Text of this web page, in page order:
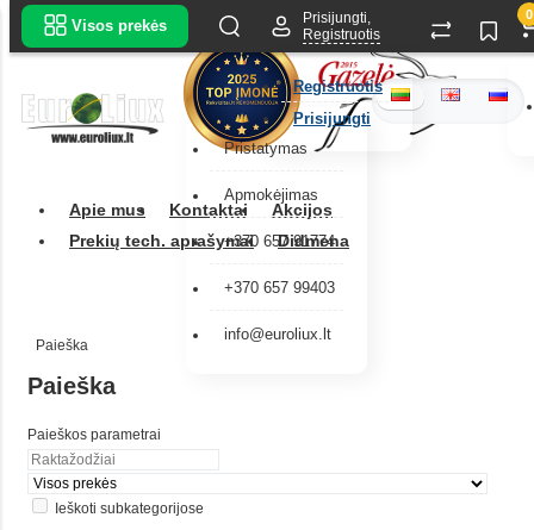
Pristatymas
Apmokėjimas
+370 657 91774
+370 657 99403
info@euroliux.lt
Apie mus Kontaktai
Akcijos
Prekių tech. aprašymai
Didmena
Visos prekės
Prisijungti,
Registruotis
Registruotis
Prisijungti
0
Paieška
Paieška
Paieškos parametrai
Ieškoti subkategorijose